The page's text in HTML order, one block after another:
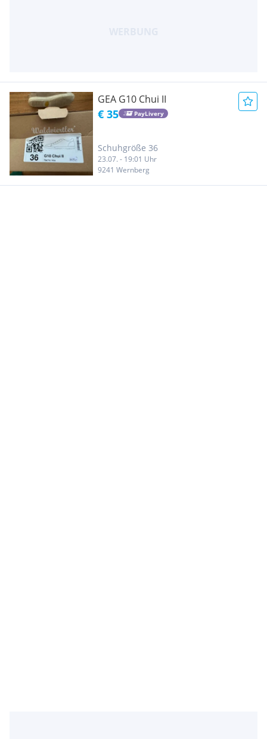
GEA G10 Chui II
€ 35 PayLivery
Schuhgröße 36
23.07. - 19:01 Uhr
9241 Wernberg